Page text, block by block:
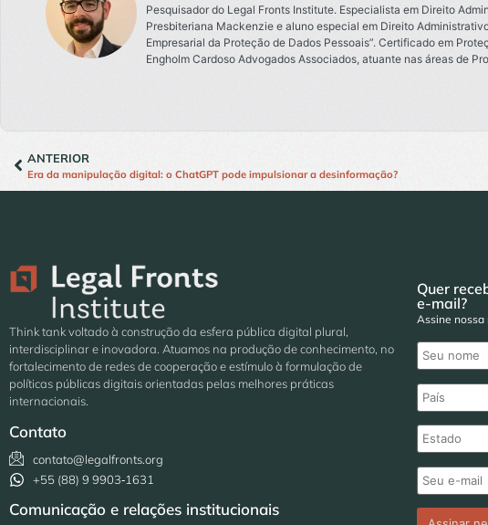
Pesquisador do Legal Fronts Institute. Especialista em Direito
Presbiteriana Mackenzie e aluno especial em Direito
Empresarial da Proteção de Dados Pessoais”. Certificado em
Engholm Cardoso Advogados Associados, atuante nas áreas de
ANTERIOR
Era da manipulação digital: o ChatGPT pode impulsionar a desinformação?
Think tank voltado à construção da esfera pública digital plural,
interdisciplinar e inovadora. Atuamos na produção de conhecimento, no
fortalecimento de redes de cooperação e estímulo à formulação de
políticas públicas digitais orientadas pelas melhores práticas
internacionais.
Contato
contato@legalfronts.org
+55 (88) 9 9903‑1631
Comunicação e relações institucionais
Quer
e-mail?
Assine nossa